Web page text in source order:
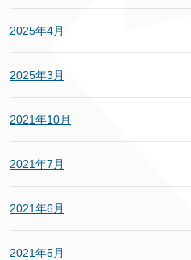
2025年4月
2025年3月
2021年10月
2021年7月
2021年6月
2021年5月